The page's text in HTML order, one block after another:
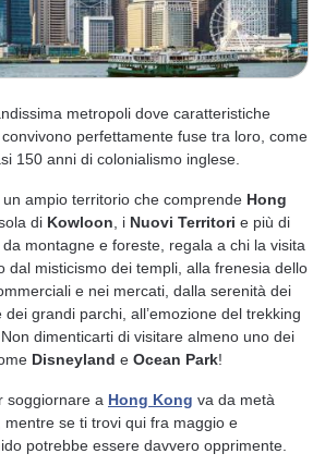
metropoli dove caratteristiche
perfettamente fuse tra loro, come
150 anni di colonialismo inglese.
ampio territorio che comprende Hong
di Kowloon , i Nuovi Territori e più di
montagne e foreste, regala a chi la visita
dal misticismo dei templi, alla frenesia dello
e nei mercati, dalla serenità dei
grandi parchi, all’emozione del trekking
dimenticarti di visitare almeno uno dei
Disneyland e Ocean Park!
soggiornare a Hong Kong va da metà
se ti trovi qui fra maggio e
potrebbe essere davvero opprimente.